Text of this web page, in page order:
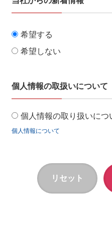
希望する
希望しない
個人情報の取扱いについて
個人情報の取り扱いにつ
個人情報について